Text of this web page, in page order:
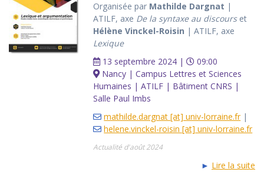
Organisée par Mathilde Dargnat |
ATILF, axe De la syntaxe au discourset
Hélène Vinckel-Roisin | ATILF, axe
Lexique
13 septembre 2024 |
09:00
Nancy | Campus Lettres et Sciences
Humaines | ATILF | Bâtiment CNRS |
Salle Paul Imbs
mathilde.dargnat [at] univ-lorraine.fr|
helene.vinckel-roisin [at] univ-lorraine.fr
Actualité d'août 2024
► Lire la suite